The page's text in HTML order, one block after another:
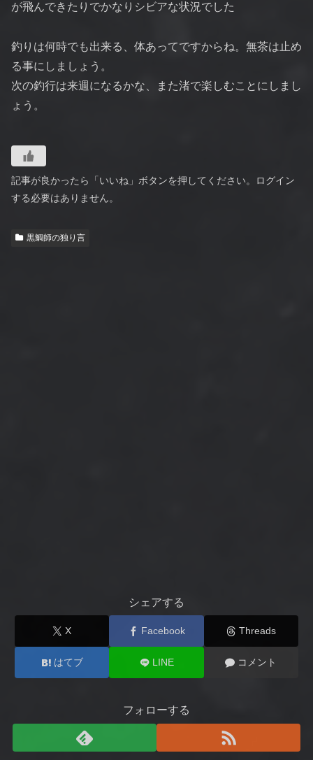
が飛んできたりでかなりシビアな状況でした
釣りは何時でも出来る、体あってですからね。無茶は止め
る事にしましょう。
次の釣行は来週になるかな、また渚で楽しむことにしまし
ょう。
記事が良かったら「いいね」ボタンを押してください。ログイン
する必要はありません。
黒鯛師の独り言
シェアする
X Facebook Threads
はてブ LINE コメント
フォローする